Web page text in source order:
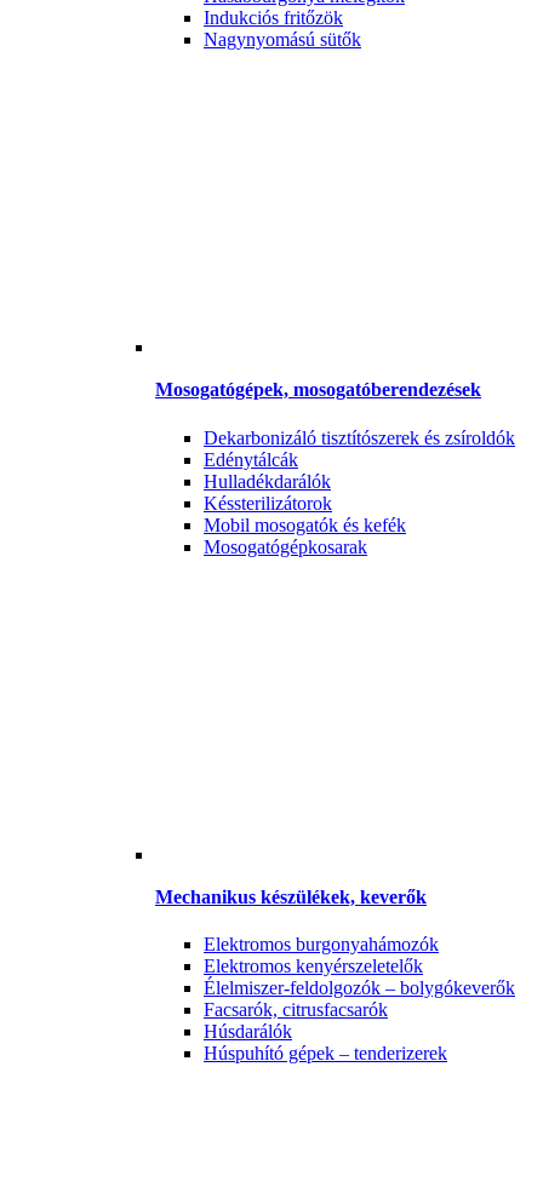
Indukciós fritőzök
Nagynyomású sütők
Mosogatógépek, mosogatóberendezések
Dekarbonizáló tisztítószerek és zsíroldók
Edénytálcák
Hulladékdarálók
Késsterilizátorok
Mobil mosogatók és kefék
Mosogatógépkosarak
Mechanikus készülékek, keverők
Elektromos burgonyahámozók
Elektromos kenyérszeletelők
Élelmiszer-feldolgozók – bolygókeverők
Facsarók, citrusfacsarók
Húsdarálók
Húspuhító gépek – tenderizerek